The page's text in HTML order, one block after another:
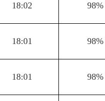
18:02 98%
18:01 98%
18:01 98%